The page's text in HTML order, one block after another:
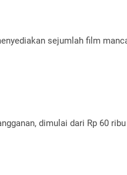
sejumlah film
dimulai dari Rp 60